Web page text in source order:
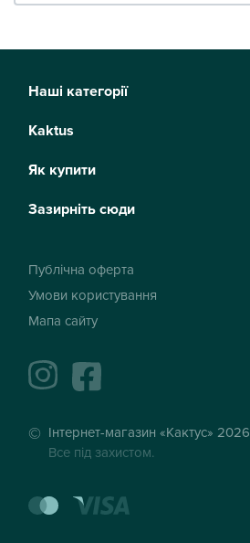
Наші категорії
Kaktus
Як купити
Зазирніть сюди
Публічна оферта
Умови користування
Мапа сайту
instagramfacebook
Інтернет-магазин «Кактус» 2026
Все під захистом.
mastercard